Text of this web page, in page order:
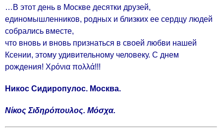
…В этот день в Москве десятки друзей,
единомышленников, родных и близких ее сердцу людей
собрались вместе,
что вновь и вновь признаться в своей любви нашей
Ксении, этому удивительному человеку. С днем
рождения! Χρόνια πολλά!!!
Никос Сидиропулос. Москва.
Νίκος Σιδηρόπουλος. Μόσχα.